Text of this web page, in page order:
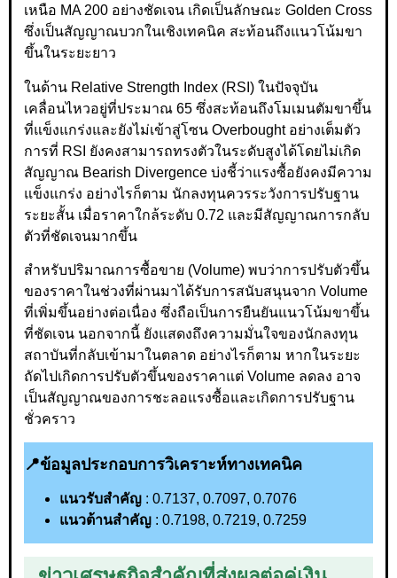
เหนือ MA 200 อย่างชัดเจน เกิดเป็นลักษณะ Golden Cross
ซึ่งเป็นสัญญาณบวกในเชิงเทคนิค สะท้อนถึงแนวโน้มขา
ขึ้นในระยะยาว
ในด้าน Relative Strength Index (RSI) ในปัจจุบัน
เคลื่อนไหวอยู่ที่ประมาณ 65 ซึ่งสะท้อนถึงโมเมนตัมขาขึ้น
ที่แข็งแกร่งและยังไม่เข้าสู่โซน Overbought อย่างเต็มตัว
การที่ RSI ยังคงสามารถทรงตัวในระดับสูงได้โดยไม่เกิด
สัญญาณ Bearish Divergence บ่งชี้ว่าแรงซื้อยังคงมีความ
แข็งแกร่ง อย่างไรก็ตาม นักลงทุนควรระวังการปรับฐาน
ระยะสั้น เมื่อราคาใกล้ระดับ 0.72 และมีสัญญาณการกลับ
ตัวที่ชัดเจนมากขึ้น
สำหรับปริมาณการซื้อขาย (Volume) พบว่าการปรับตัวขึ้น
ของราคาในช่วงที่ผ่านมาได้รับการสนับสนุนจาก Volume
ที่เพิ่มขึ้นอย่างต่อเนื่อง ซึ่งถือเป็นการยืนยันแนวโน้มขาขึ้น
ที่ชัดเจน นอกจากนี้ ยังแสดงถึงความมั่นใจของนักลงทุน
สถาบันที่กลับเข้ามาในตลาด อย่างไรก็ตาม หากในระยะ
ถัดไปเกิดการปรับตัวขึ้นของราคาแต่ Volume ลดลง อาจ
เป็นสัญญาณของการชะลอแรงซื้อและเกิดการปรับฐาน
ชั่วคราว
📍ข้อมูลประกอบการวิเคราะห์ทางเทคนิค
แนวรับสำคัญ : 0.7137, 0.7097, 0.7076
แนวต้านสำคัญ : 0.7198, 0.7219, 0.7259